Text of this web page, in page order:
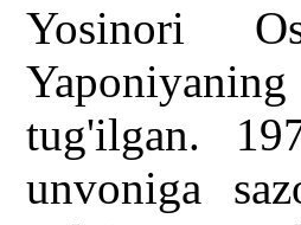
Yosinori
tug'ilgan.
unvoniga